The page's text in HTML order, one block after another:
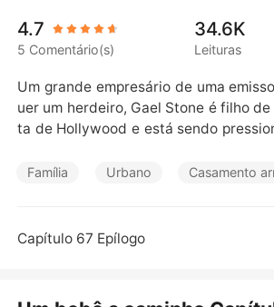
Baixar App
Bilionários
Contos Curtos
4.7
5 Comentário(s)
34.6K
Leituras
Um grande empresário de uma
uer um herdeiro, Gael Stone é filho
ta de Hollywood e está sendo
ece Camille Cooper, que sofre com a
Ambos têm um objetivo: Ter um filho.
Família Urbano Casamento
Capítulo 67 Epílogo